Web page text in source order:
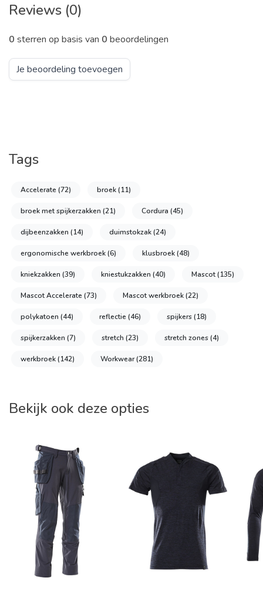
Reviews (0)
0 sterren op basis van 0 beoordelingen
Je beoordeling toevoegen
Tags
Accelerate (72) broek(11)
broek met spijkerzakken (21) Cordura (45)
dijbeenzakken (14) duimstokzak(24)
ergonomische werkbroek(6) klusbroek(48)
kniekzakken (39) kniestukzakken (40) Mascot(135)
Mascot Accelerate (73) Mascot werkbroek(22)
polykatoen (44) reflectie (46) spijkers(18)
spijkerzakken (7) stretch (23) stretch zones(4)
werkbroek(142) Workwear(281)
Bekijk ook deze opties